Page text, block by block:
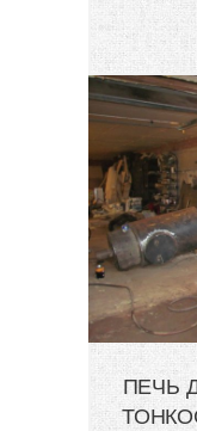
ПЕЧЬ